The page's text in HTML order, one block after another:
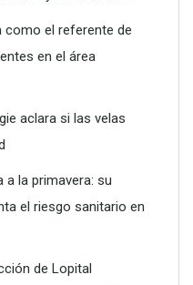
en soluciones
de alta resistencia
como el referente de
en el área
aclara si las velas
a la primavera: su
el riesgo sanitario en
de Lopital